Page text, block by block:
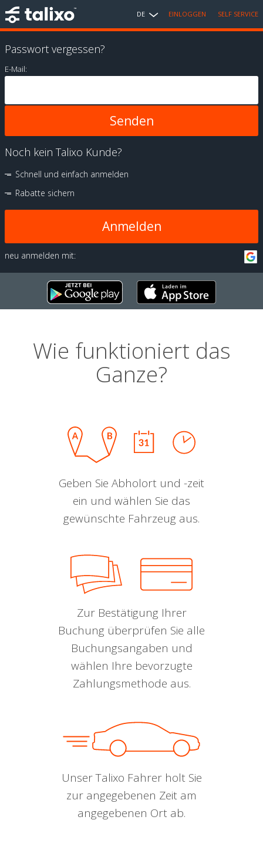
DE EINLOGGEN SELF SERVICE
Passwort vergessen?
E-Mail:
Noch kein Talixo Kunde?
Schnell und einfach anmelden
Rabatte sichern
Anmelden
neu anmelden mit:
Wie funktioniert das
Ganze?
Geben Sie Abholort und -zeit
ein und wählen Sie das
gewünschte Fahrzeug aus.
Zur Bestätigung Ihrer
Buchung überprüfen Sie alle
Buchungsangaben und
wählen Ihre bevorzugte
Zahlungsmethode aus.
Unser Talixo Fahrer holt Sie
zur angegebenen Zeit am
angegebenen Ort ab.